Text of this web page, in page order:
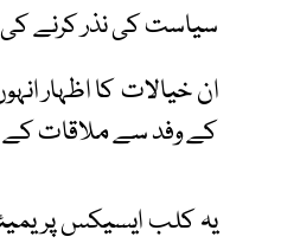
سیاست کی نذر کرنے
ان خیالات کا اظہار
کے وفد سے ملاقات کے
یہ کلب ایسیکس